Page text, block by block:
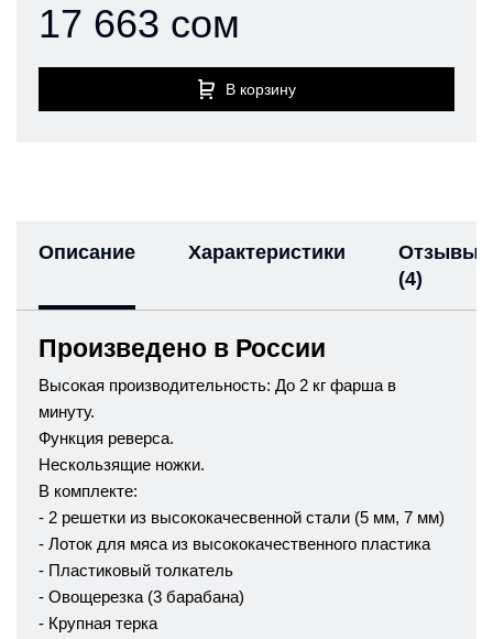
17 663 сом
В корзину
Описание Характеристики
Отзывы
(4)
Произведено в России
Высокая производительность: До 2 кг фарша в
минуту.
Функция реверса.
Нескользящие ножки.
В комплекте:
- 2 решетки из высококачесвенной стали (5 мм, 7 мм)
- Лоток для мяса из высококачественного пластика
- Пластиковый толкатель
- Овощерезка (3 барабана)
- Крупная терка